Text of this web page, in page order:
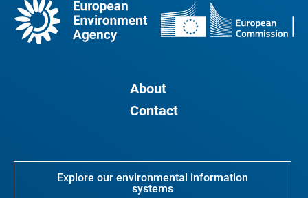
About
Contact
Explore our environmental information
systems